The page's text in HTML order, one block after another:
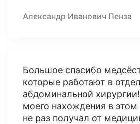
Александр Иванович Пенза
Большое спасибо
которые работают в
абдоминальной
моего нахождения в этом
не раз получал от